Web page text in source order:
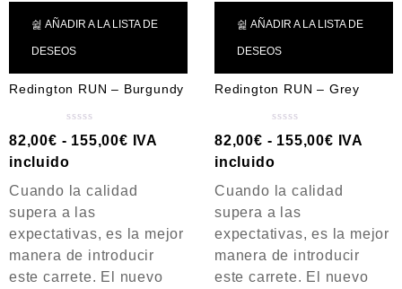
AÑADIR A LA LISTA DE
DESEOS
Redington RUN – Burgundy
V
l
o
a
d
o
c
82,00€ - 155,00€ IVA
incluido
Cuando la calidad
supera a las
expectativas, es la mejor
manera de introducir
este carrete. El nuevo
AÑADIR A LA LISTA DE
DESEOS
Redington RUN – Grey
V
l
o
a
d
o
c
82,00€ - 155,00€ IVA
incluido
Cuando la calidad
supera a las
expectativas, es la mejor
manera de introducir
este carrete. El nuevo